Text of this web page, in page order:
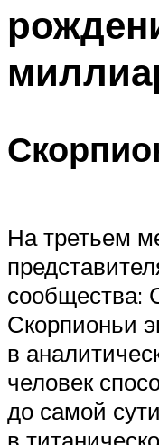
Меню
На третьем
сообщества:
Скорпионьи
в
человек
до самой